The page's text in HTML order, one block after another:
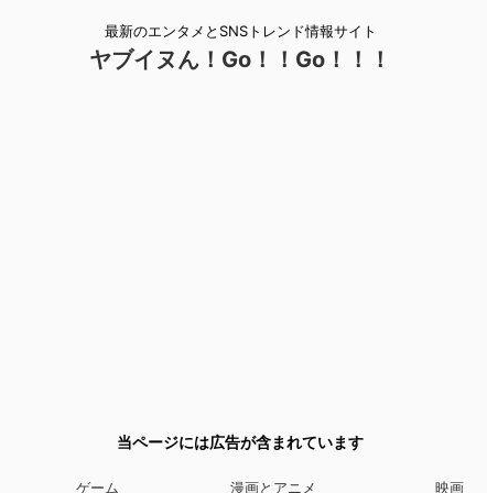
最新のエンタメとSNSトレンド情報サイト
ヤブイヌん！Go！！Go！！！
当ページには広告が含まれています
ゲーム 漫画とアニメ 映画